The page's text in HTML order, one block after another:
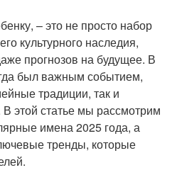
– это не просто набор
культурного наследия,
прогнозов на будущее. В
был важным событием,
традиции, так и
этой статье мы рассмотрим
имена 2025 года, а
тренды, которые